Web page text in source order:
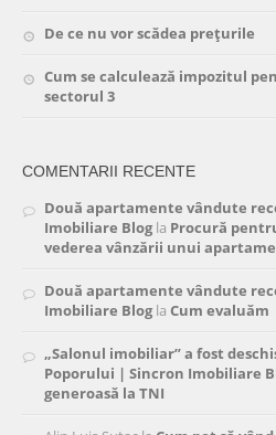
De ce nu vor scădea prețurile
Cum se calculează impozitul
sectorul 3
COMENTARII RECENTE
Două apartamente vândute
Imobiliare Blog la Procură
vederea vânzării unui
Două apartamente vândute
Imobiliare Blog la Cum evaluăm
„Salonul imobiliar” a fost
Poporului | Sincron Imobiliare
generoasă la TNI